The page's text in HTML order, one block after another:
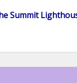
Summit